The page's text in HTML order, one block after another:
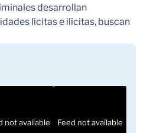
desarrollan
lícitas e ilícitas, buscan
not available Feed not available